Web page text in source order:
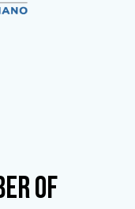
OF